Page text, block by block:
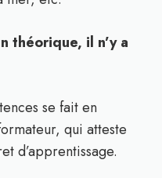
théorique, il n’y a
se fait en
qui atteste
d’apprentissage.